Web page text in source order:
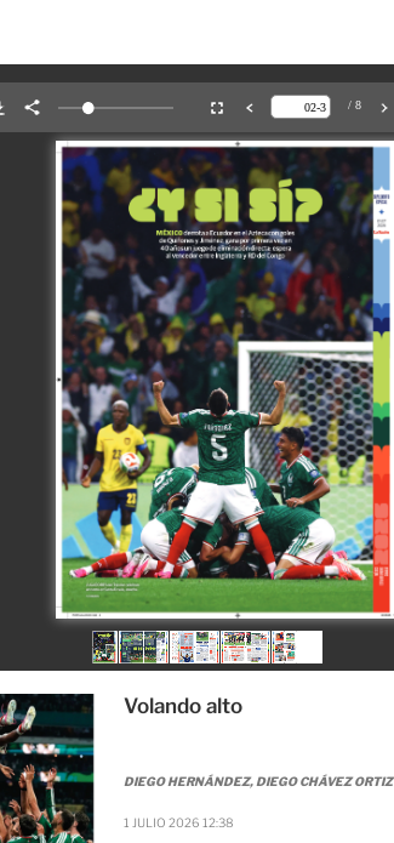
Volando alto
DIEGO HERNÁNDEZ, DIEGO CHÁVEZ ORTIZ
1 JULIO 2026 12:38